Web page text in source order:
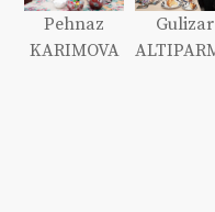
Pehnaz
KARIMOVA
Gulizar